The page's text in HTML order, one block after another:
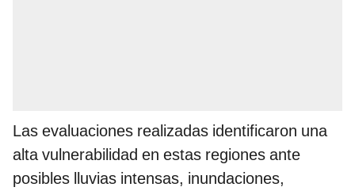
Las evaluaciones realizadas identificaron una
alta vulnerabilidad en estas regiones ante
posibles lluvias intensas, inundaciones,